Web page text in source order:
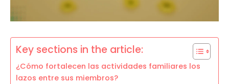
Key sections in the article:
¿Cómo fortalecen las actividades familiares los
lazos entre sus miembros?